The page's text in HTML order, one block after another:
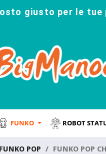
giusto per le tue
FUNKO ROBOT
FUNKO POP FUNKO POP